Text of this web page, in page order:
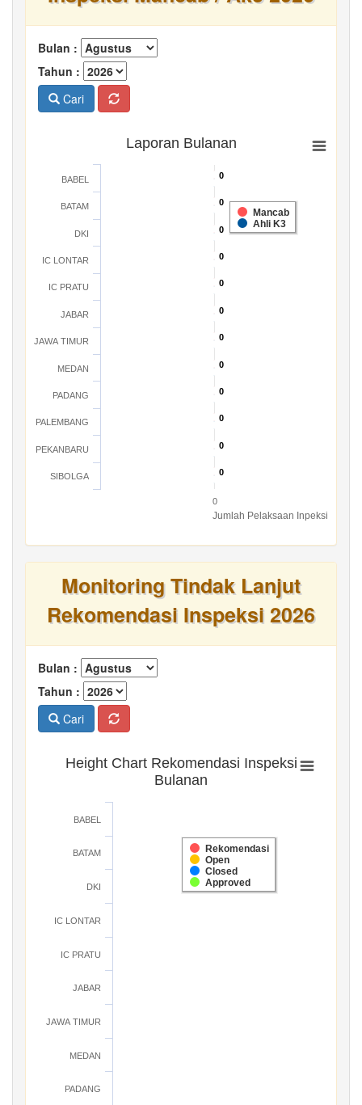
Bulan :
Tahun :
Cari
Jumlah Pelaksaan Inpeksi
Laporan Bulanan
0
0
0
0
0
0
0
0
0
0
0
0
0
0
0
0
0
0
0
0
0
0
0
0
Mancab
Ahli K3
BABEL
BATAM
DKI
IC LONTAR
IC PRATU
JABAR
JAWA TIMUR
MEDAN
PADANG
PALEMBANG
PEKANBARU
SIBOLGA
0
Monitoring Tindak Lanjut
Rekomendasi Inspeksi 2026
Bulan :
Tahun :
Cari
Height Chart Rekomendasi Inspeksi
Bulanan
Rekomendasi
Open
Closed
Approved
BABEL
BATAM
DKI
IC LONTAR
IC PRATU
JABAR
JAWA TIMUR
MEDAN
PADANG